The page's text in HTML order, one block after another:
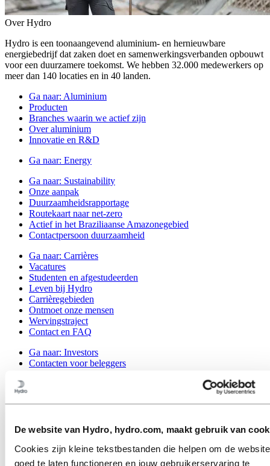
De website van Hydro, hydro.com, maakt gebruik van
Cookies zijn kleine tekstbestanden die helpen om de website
goed te laten functioneren en jouw gebruikerservaring te
Over Hydro
Hydro is een toonaangevend aluminium- en hernieuwbare
energiebedrijf dat zaken doet en samenwerkingsverbanden opbouwt
voor een duurzamere toekomst. We hebben 32.000 medewerkers op
meer dan 140 locaties en in 40 landen.
Ga naar: Aluminium
Producten
Branches waarin we actief zijn
Over aluminium
Innovatie en R&D
Ga naar: Energy
Ga naar: Sustainability
Onze aanpak
Duurzaamheidsrapportage
Routekaart naar net-zero
Actief in het Braziliaanse Amazonegebied
Contactpersoon duurzaamheid
Ga naar: Carrières
Vacatures
Studenten en afgestudeerden
Leven bij Hydro
Carrièregebieden
Ontmoet onze mensen
Wervingstraject
Contact en FAQ
Ga naar: Investors
Contacten voor beleggers
Nieuws
Topics
Ga naar:
Over Hydro